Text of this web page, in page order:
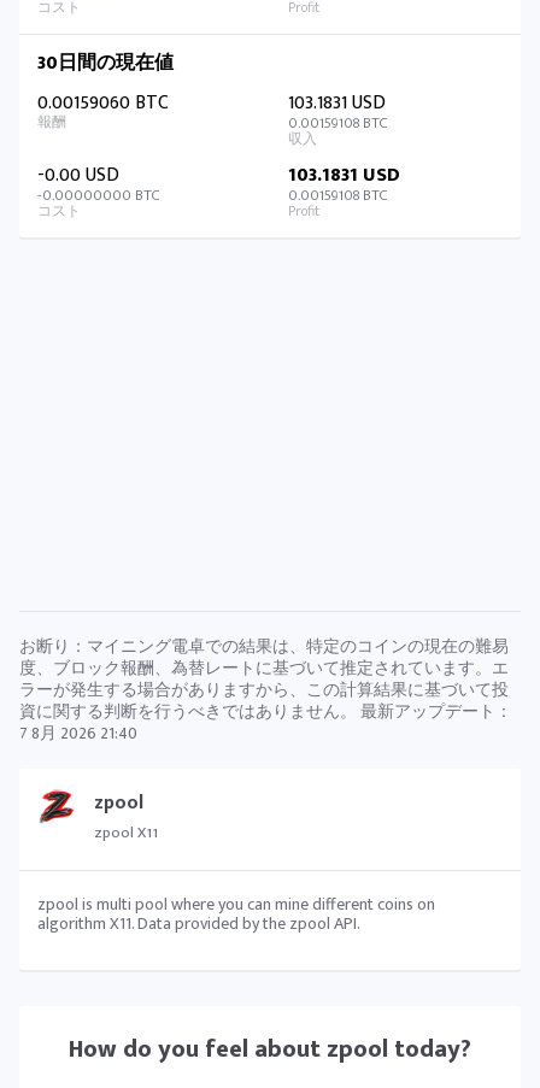
zpool
zpool X11
zpool is multi pool where you can mine different coins on
algorithm X11. Data provided by the zpool API.
How do you feel aboutzpool today?
30日間の現在値
0.00159060 BTC
103.1831 USD
0.00159108 BTC
-0.00 USD
-0.00000000 BTC
103.1831 USD
0.00159108 BTC
お断り：マイニング電卓での結果は、特定のコインの現在の難易
度、ブロック報酬、為替レートに基づいて推定されています。エ
ラーが発生する場合がありますから、この計算結果に基づいて投
資に関する判断を行うべきではありません。 最新アップデート：
7 8月 2026 21:40